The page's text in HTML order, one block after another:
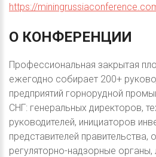
https://
О КОНФЕРЕНЦИИ
Профессиональная закрытая
ежегодно собирает 200+
предприятий горнорудной
СНГ: генеральных директоров,
руководителей, инициаторов
представителей правительства,
регуляторно-надзорные органы,